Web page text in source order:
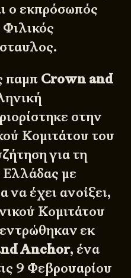
ο εκπρόσωπός
παμπ Crown and
στην
Κομιτάτου του
για τη
Ελλάδας με
να έχει ανοίξει,
Κομιτάτου
εκ
Anchor, ένα
9 Φεβρουαρίου